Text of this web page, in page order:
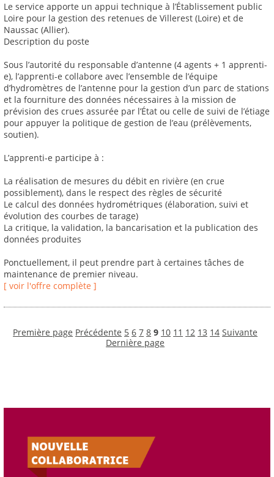
Le service apporte un appui technique à l’Établissement public
Loire pour la gestion des retenues de Villerest (Loire) et de
Naussac (Allier).
Description du poste
Sous l’autorité du responsable d’antenne (4 agents + 1 apprenti-
e), l’apprenti-e collabore avec l’ensemble de l’équipe
d’hydromètres de l’antenne pour la gestion d’un parc de stations
et la fourniture des données nécessaires à la mission de
prévision des crues assurée par l’État ou celle de suivi de l’étiage
pour appuyer la politique de gestion de l’eau (prélèvements,
soutien).
L’apprenti-e participe à :
La réalisation de mesures du débit en rivière (en crue
possiblement), dans le respect des règles de sécurité
Le calcul des données hydrométriques (élaboration, suivi et
évolution des courbes de tarage)
La critique, la validation, la bancarisation et la publication des
données produites
Ponctuellement, il peut prendre part à certaines tâches de
maintenance de premier niveau.
[ voir l'offre complète ]
Première page Précédente 5 6 7 8 9 10 11 12 13 14 Suivante
Dernière page